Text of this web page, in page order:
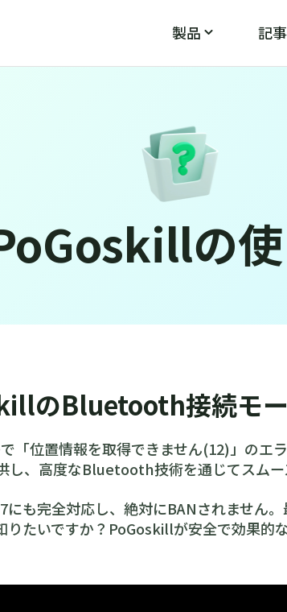
製品
ポケモンGOのGPS不具合を修正
記
の
のBluetooth接続モ
「位置情報を取得できません(12)」のエ
し、高度なBluetooth技術を通じてスムー
にも完全対応し、絶対にBANされません
りたいですか？PoGoskillが安全で効果的